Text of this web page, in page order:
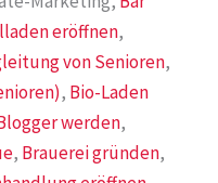
eröffnen,
von Senioren,
, Bio-Laden
werden,
, Brauerei gründen,